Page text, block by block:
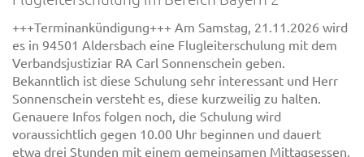
+++Terminankündigung+++ Am Samstag, 21.11.2026 wird
es in 94501 Aldersbach eine Flugleiterschulung mit dem
Verbandsjustiziar RA Carl Sonnenschein geben.
Bekanntlich ist diese Schulung sehr interessant und Herr
Sonnenschein versteht es, diese kurzweilig zu halten.
Genauere Infos folgen noch, die Schulung wird
voraussichtlich gegen 10.00 Uhr beginnen und dauert
etwa drei Stunden mit einem gemeinsamen Mittagsessen.